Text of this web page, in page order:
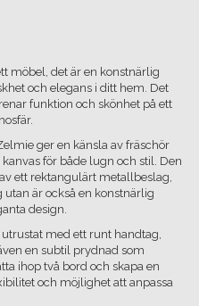
möbel, det är en konstnärlig
och elegans i ditt hem. Det
funktion och skönhet på ett
ger en känsla av fräschör
för både lugn och stil. Den
ett rektangulärt metallbeslag,
är också en konstnärlig
design.
med ett runt handtag,
en subtil prydnad som
ihop två bord och skapa en
och möjlighet att anpassa